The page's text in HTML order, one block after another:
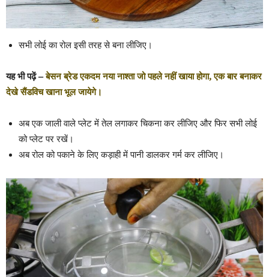
सभी लोई का रोल इसी तरह से बना लीजिए।
यह भी पढ़ें – बेसन ब्रेड एकदम नया नाश्ता जो पहले नहीं खाया होगा, एक बार बनाकर
देखे सैंडविच खाना भूल जायेगे।
अब एक जाली वाले प्लेट में तेल लगाकर चिकना कर लीजिए और फिर सभी लोई
को प्लेट पर रखें।
अब रोल को पकाने के लिए कड़ाही में पानी डालकर गर्म कर लीजिए।